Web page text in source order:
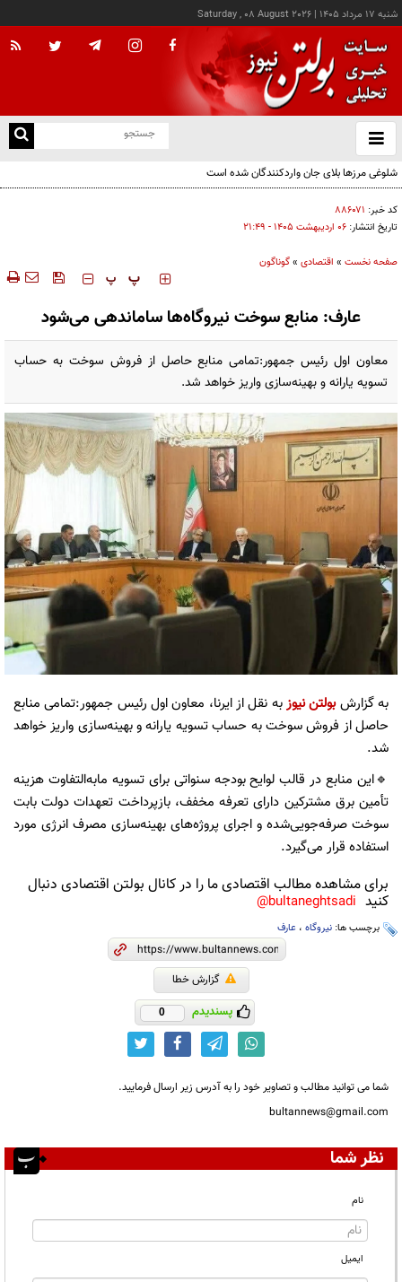
شنبه ۱۷ مرداد ۱۴۰۵ |
Saturday , 08 August 2026
باز
و
شلوغی مرزها بلای جان واردکنندگان شده است
کد خبر: ۸۸۶۰۷۱
تاریخ انتشار: ۰۶ ارديبهشت ۱۴۰۵ - ۲۱:۴۹
صفحه نخست » اقتصادی »گوناگون
‍‍‍ پ پ
عارف: منابع سوخت نیروگاه‌ها ساماندهی می‌شود
معاون اول رئیس جمهور:تمامی منابع حاصل از فروش سوخت به حساب
تسویه یارانه و بهینه‌سازی واریز خواهد شد.
به گزارشبولتن نیوزبه نقل از ایرنا، معاون اول رئیس جمهور:تمامی منابع
حاصل از فروش سوخت به حساب تسویه یارانه و بهینه‌سازی واریز خواهد
شد.
🔹️این منابع در قالب لوایح بودجه سنواتی برای تسویه مابه‌التفاوت هزینه
تأمین برق مشترکین دارای تعرفه مخفف، بازپرداخت تعهدات دولت بابت
سوخت صرفه‌جویی‌شده و اجرای پروژه‌های بهینه‌سازی مصرف انرژی مورد
استفاده قرار می‌گیرد.
برای مشاهده مطالب اقتصادی ما را در کانال بولتن اقتصادی دنبال
کنید bultaneghtsadi@
برچسب ها: نیروگاه ، عارف
گزارش خطا
پسندیدم 0
شما می توانید مطالب و تصاویر خود را به آدرس زیر ارسال فرمایید.
bultannews@gmail.com
نظر شما
نام
ایمیل